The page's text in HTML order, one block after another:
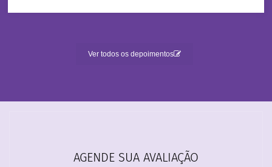
Ver todos os depoimentos
AGENDE SUA AVALIAÇÃO